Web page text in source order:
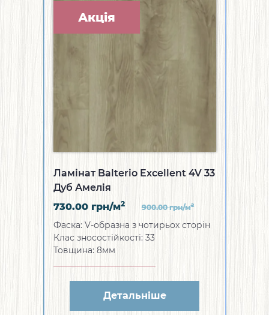
Акція
Ламінат Balterio Excellent 4V 33
Дуб Амелія
730.00 грн/м2 900.00грн/м2
Фаска: V-образна з чотирьох сторін
Клас зносостійкості: 33
Товщина: 8мм
Детальніше